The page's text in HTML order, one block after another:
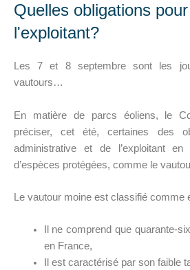
Quelles obligations
l'exploitant?
Les 7 et 8 septembre sont les
vautours…
En matière de parcs éoliens, le
préciser, cet été, certaines des
administrative et de l’exploitant
d’espèces protégées, comme le
Le vautour moine est classifié comme
Il ne comprend que quarante-
en France,
Il est caractérisé par son faible